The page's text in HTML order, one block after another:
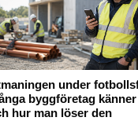
under
byggföretag
hur man löser den